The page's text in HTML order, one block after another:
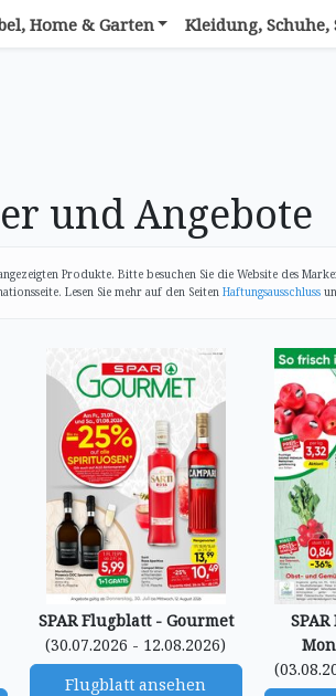
Home & Garten Kleidung, Schuhe,
und Angebote
Produkte. Bitte besuchen Sie die Website des
Lesen Sie mehr auf den Seiten Haftungsausschluss
SPAR Flugblatt - Gourmet
(30.07.2026 - 12.08.2026)
Flugblatt ansehen